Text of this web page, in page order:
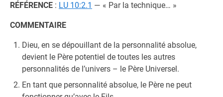
RÉFÉRENCE : LU 10:2.1 — « Par la technique… »
COMMENTAIRE
Dieu, en se dépouillant de la personnalité absolue,
devient le Père potentiel de toutes les autres
personnalités de l’univers – le Père Universel.
En tant que personnalité absolue, le Père ne peut